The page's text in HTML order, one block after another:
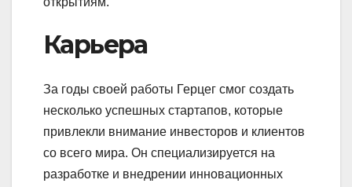
Карьера
За годы своей работы Герцег смог создать
несколько успешных стартапов, которые
привлекли внимание инвесторов и клиентов
со всего мира. Он специализируется на
разработке и внедрении инновационных